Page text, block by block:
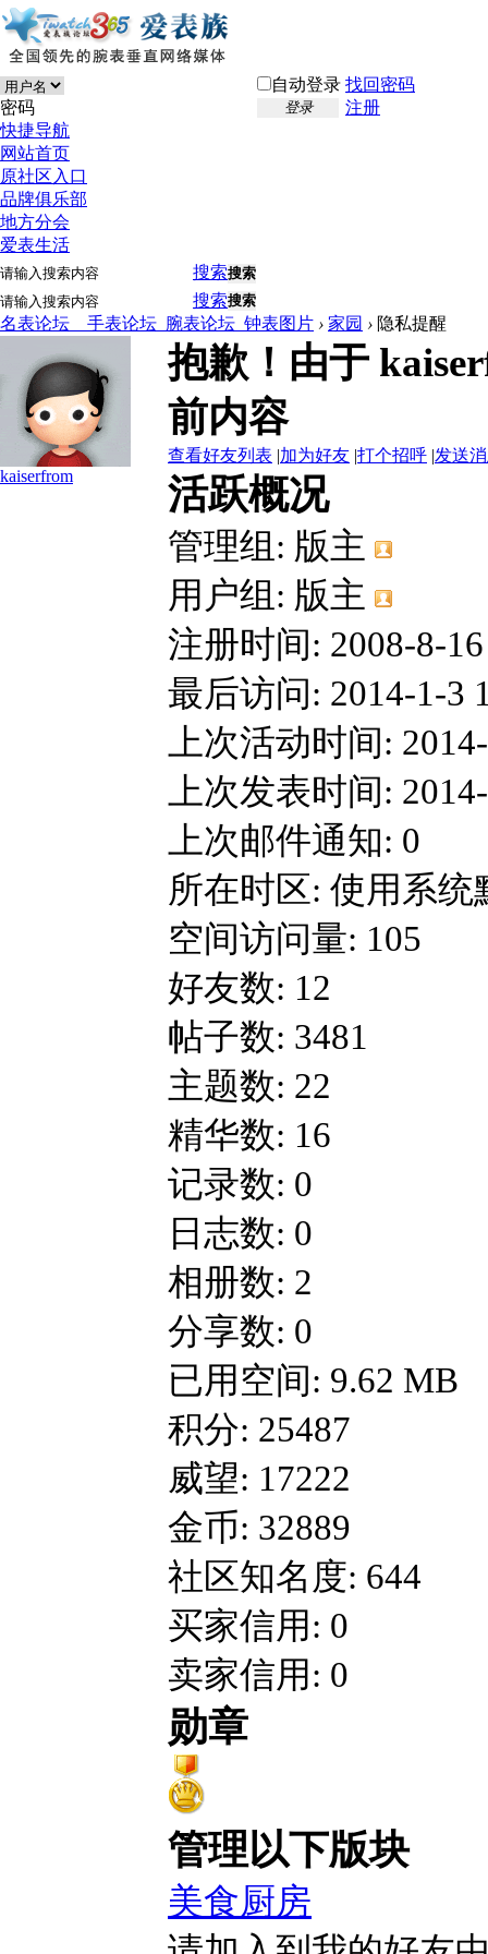
自动登录 找回密码
密码
登录
注册
快捷导航
网站首页
原社区入口
品牌俱乐部
地方分会
爱表生活
搜索搜索
搜索搜索
名表论坛__手表论坛_腕表论坛_钟表图片 › 家园 › 隐私提醒
kaiserfrom
抱歉！由于
前内容
查看好友列表 |加为好友 |打个招呼 |发送
活跃概况
管理组: 版主
用户组: 版主
注册时间: 2008-8-
最后访问: 2014-1-3
上次活动时间:
上次发表时间:
上次邮件通知: 0
所在时区: 使用系统
空间访问量: 105
好友数: 12
帖子数: 3481
主题数: 22
精华数: 16
记录数: 0
日志数: 0
相册数: 2
分享数: 0
已用空间: 9.62 MB
积分: 25487
威望: 17222
金币: 32889
社区知名度: 644
买家信用: 0
卖家信用: 0
勋章
管理以下版块
美食厨房